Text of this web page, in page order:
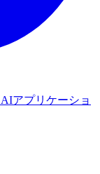
AIアプリケーショ